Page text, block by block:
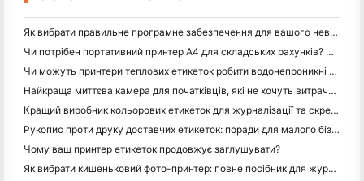
Як вибрати правильне програмне забезпечення для вашого невеликого або середнього ресторану
Чи потрібен портативний принтер A4 для складських рахунків? Що дійсно працює
Чи можуть принтери теплових етикеток робити водонепроникні етикетки для продуктів малого бізнесу?
Найкраща миттєва камера для початківців, які не хочуть витрачати папір
Кращий виробник кольорових етикеток для журналізації та скрепбукінгу: додайте більше кольору на кожну сторінку
Рукопис проти друку доставчих етикеток: поради для малого бізнесу в 2026 році
Чому ваш принтер етикеток продовжує заглушувати?
Як вибрати кишеньковий фото-принтер: повне посібник для журналістів, подорожей та користувачів iPhone